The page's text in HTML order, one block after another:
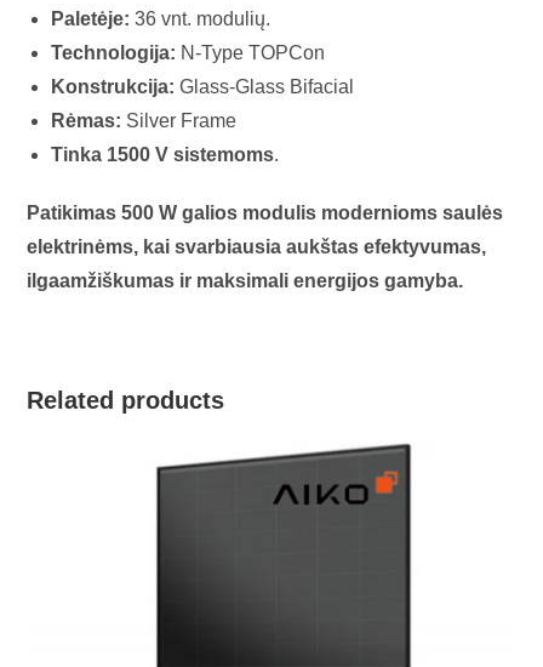
Paletėje: 36 vnt. modulių.
Technologija: N-Type TOPCon
Konstrukcija: Glass-Glass Bifacial
Rėmas: Silver Frame
Tinka 1500 V sistemoms.
Patikimas 500 W galios modulis modernioms saulės
elektrinėms, kai svarbiausia aukštas efektyvumas,
ilgaamžiškumas ir maksimali energijos gamyba.
Related products